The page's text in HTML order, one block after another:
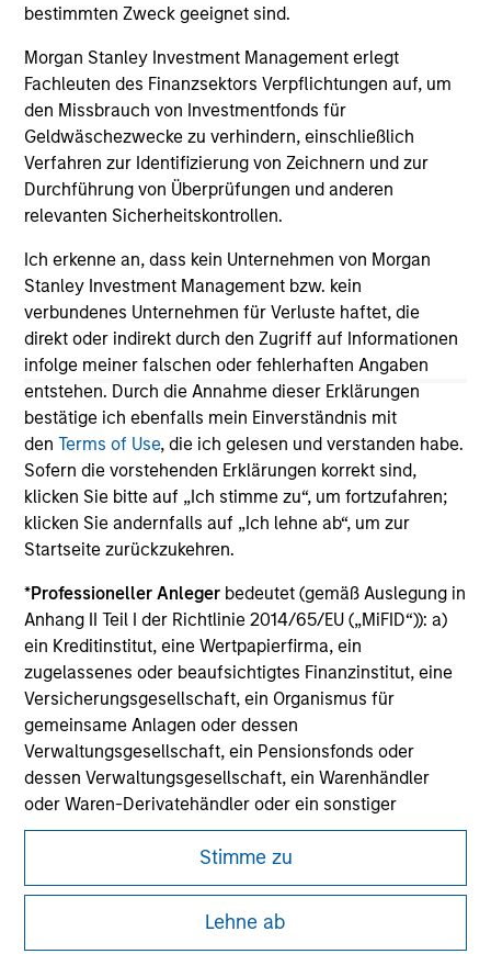
bestimmten Zweck geeignet sind.
Morgan Stanley Investment Management erlegt
Fachleuten des Finanzsektors Verpflichtungen auf, um
den Missbrauch von Investmentfonds für
Geldwäschezwecke zu verhindern, einschließlich
Verfahren zur Identifizierung von Zeichnern und zur
Durchführung von Überprüfungen und anderen
relevanten Sicherheitskontrollen.
Ich erkenne an, dass kein Unternehmen von Morgan
Stanley Investment Management bzw. kein
verbundenes Unternehmen für Verluste haftet, die
direkt oder indirekt durch den Zugriff auf Informationen
infolge meiner falschen oder fehlerhaften Angaben
entstehen. Durch die Annahme dieser Erklärungen
bestätige ich ebenfalls mein Einverständnis mit
denTerms of Use, die ich gelesen und verstanden habe.
Sofern die vorstehenden Erklärungen korrekt sind,
klicken Sie bitte auf „Ich stimme zu“, um fortzufahren;
klicken Sie andernfalls auf „Ich lehne ab“, um zur
Startseite zurückzukehren.
*Professioneller Anleger bedeutet (gemäß Auslegung in
Anhang II Teil I der Richtlinie 2014/65/EU („MiFID“)): a)
ein Kreditinstitut, eine Wertpapierfirma, ein
zugelassenes oder beaufsichtigtes Finanzinstitut, eine
Versicherungsgesellschaft, ein Organismus für
gemeinsame Anlagen oder dessen
Verwaltungsgesellschaft, ein Pensionsfonds oder
dessen Verwaltungsgesellschaft, ein Warenhändler
oder Waren-Derivatehändler oder ein sonstiger
institutioneller Anleger, der in jedem Fall für die Tätigkeit
auf den Finanzmärkten zugelassen sein oder
beaufsichtigt werden muss; b) ein Großunternehmen,
das mindestens zwei der folgenden
Größenanforderungen auf Unternehmensbasis erfüllt: (i)
Stimme zu
Lehne ab
12-MAY-2026
May not represent all Team Members.
The information on this page is for informational
purposes only. The information contained herein does
not constitute and should not be construed as an
offering of advisory services or an offer to sell or a
solicitation of an offer to buy any securities in any
jurisdiction in which such offer or solicitation,
purchase or sale would be unlawful under the
securities, insurance or other laws of such jurisdiction.
All investing involves risks, including a loss of principal.
Please refer to the strategy detail page for important
considerations.